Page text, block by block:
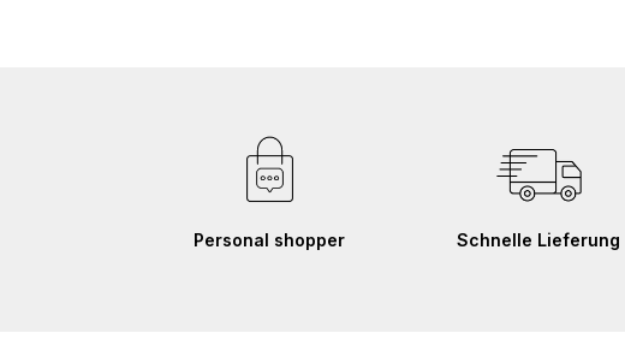
Personal shopper Schnelle Lieferung